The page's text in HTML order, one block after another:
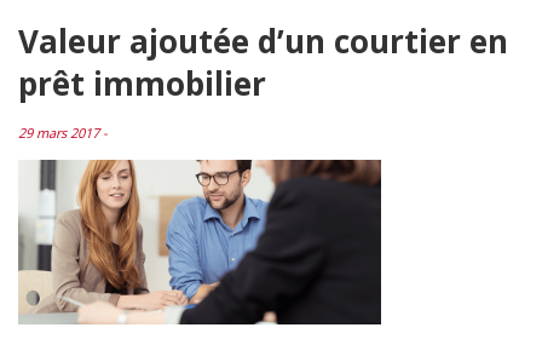
Valeur ajoutée d’un courtier en
prêt immobilier
29 mars 2017 -